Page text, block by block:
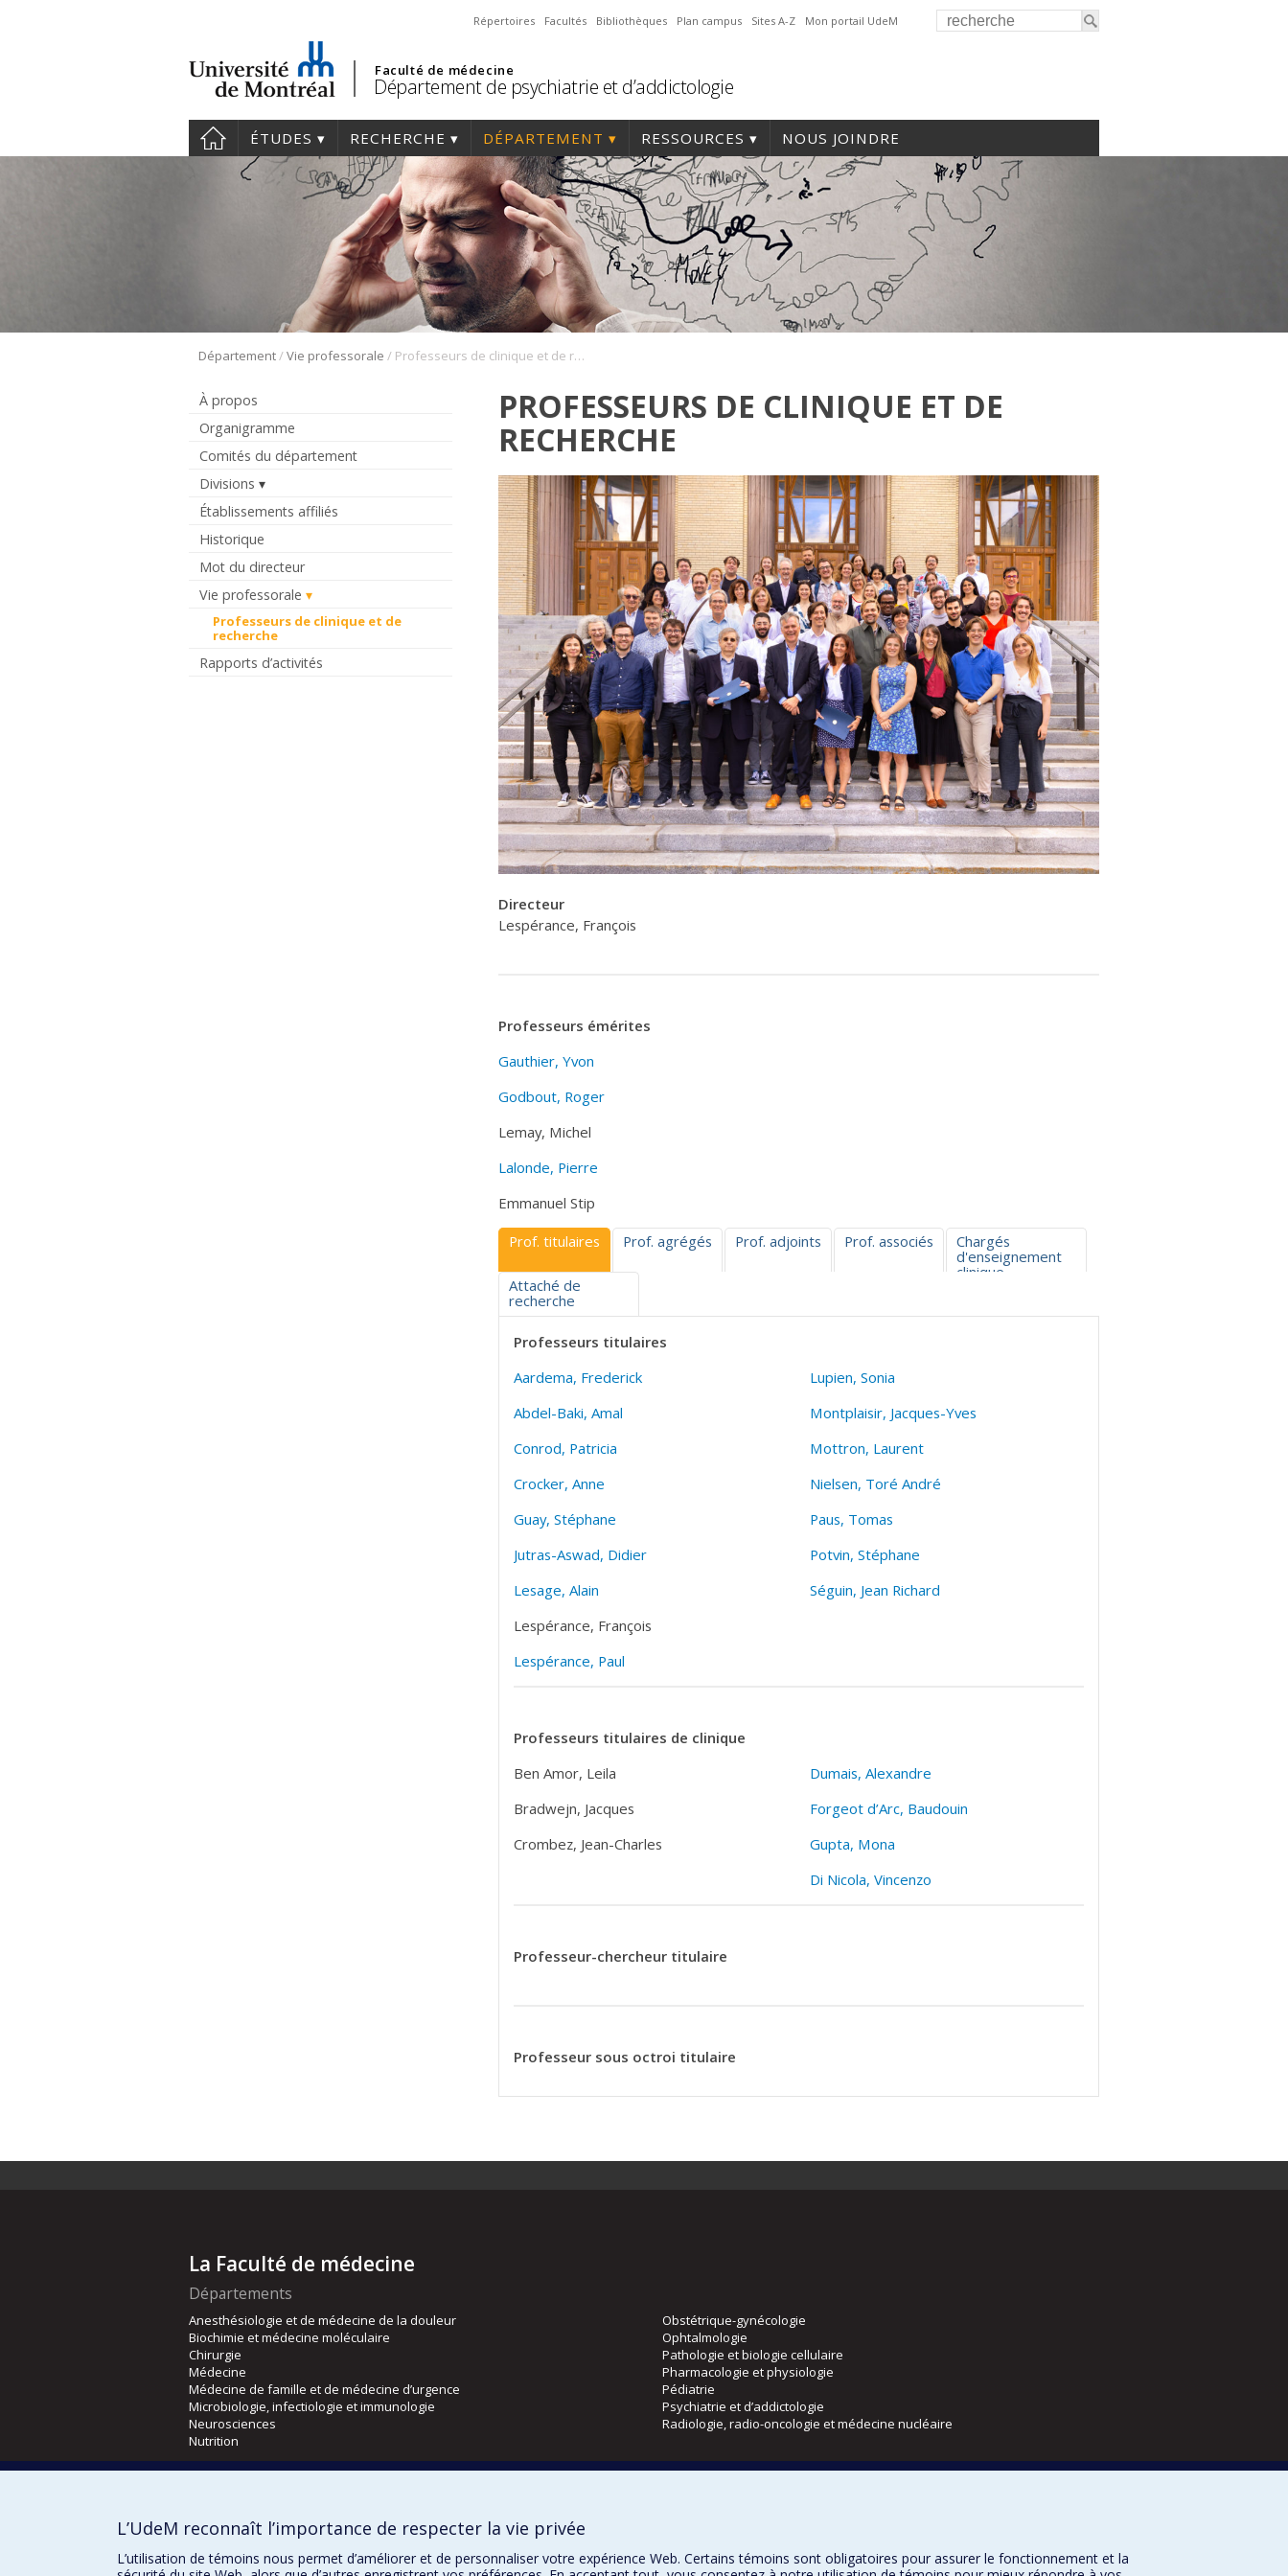
Répertoires Facultés Bibliothèques Plan campus Sites A-Z Mon portail UdeM
Faculté de médecine
Département de psychiatrie et d’addictologie
ÉTUDES RECHERCHE DÉPARTEMENT RESSOURCES NOUS JOINDRE
Département/Vie professorale / Professeurs de clinique et de recherche
À propos
Organigramme
Comités du département
Divisions
Établissements affiliés
Historique
Mot du directeur
Vie professorale
Professeurs de clinique et de
recherche
Rapports d’activités
PROFESSEURS DE CLINIQUE ET DE
RECHERCHE
Directeur
Lespérance, François
Professeurs émérites
Gauthier, Yvon
Godbout, Roger
Lemay, Michel
Lalonde, Pierre
Emmanuel Stip
Prof. titulaires
Prof. agrégés Prof. adjoints Prof. associés
Chargés
d'enseignement
clinique
Attaché de
recherche
Professeurs titulaires
Aardema, Frederick
Abdel-Baki, Amal
Conrod, Patricia
Crocker, Anne
Guay, Stéphane
Jutras-Aswad, Didier
Lesage, Alain
Lespérance, François
Lespérance, Paul
Lupien, Sonia
Montplaisir, Jacques-Yves
Mottron, Laurent
Nielsen, Toré André
Paus, Tomas
Potvin, Stéphane
Séguin, Jean Richard
Professeurs titulaires de clinique
Ben Amor, Leila
Bradwejn, Jacques
Crombez, Jean-Charles
Dumais, Alexandre
Forgeot d’Arc, Baudouin
Gupta, Mona
Di Nicola, Vincenzo
Professeur-chercheur titulaire
Professeur sous octroi titulaire
La Faculté de médecine
Départements
Anesthésiologie et de médecine de la douleur
Biochimie et médecine moléculaire
Chirurgie
Médecine
Médecine de famille et de médecine d’urgence
Microbiologie, infectiologie et immunologie
Neurosciences
Nutrition
Obstétrique-gynécologie
Ophtalmologie
Pathologie et biologie cellulaire
Pharmacologie et physiologie
Pédiatrie
Psychiatrie et d’addictologie
Radiologie, radio-oncologie et médecine nucléaire
Orthophonie et audiologie
L’UdeM reconnaît l’importance de respecter la vie privée
L’utilisation de témoins nous permet d’améliorer et de personnaliser votre expérience Web. Certains témoins sont obligatoires pour assurer le fonctionnement et la